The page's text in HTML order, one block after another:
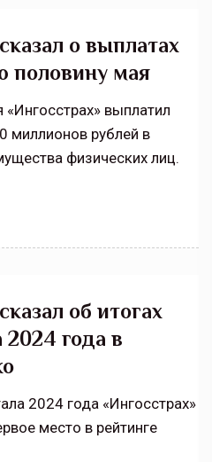
о выплатах
половину мая
выплатил
миллионов рублей в
физических лиц.
об итогах
2024 года в
2024 года «Ингосстрах»
место в рейтинге